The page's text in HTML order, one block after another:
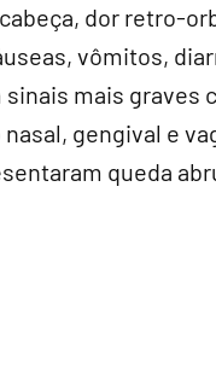
dor retro-
vômitos,
mais graves
gengival e
queda